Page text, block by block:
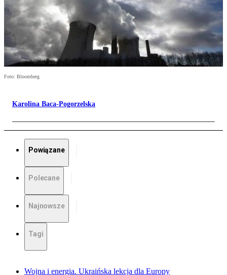
Foto: Bloomberg
Karolina Baca-Pogorzelska
Powiązane
Polecane
Najnowsze
Tagi
Wojna i energia. Ukraińska lekcja dla Europy